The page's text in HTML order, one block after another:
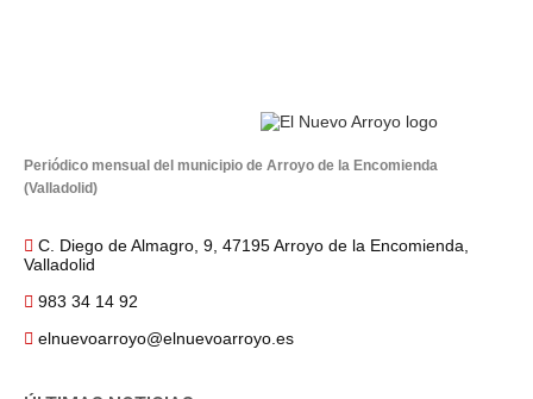
Periódico mensual del municipio de Arroyo de la Encomienda
(Valladolid)
C. Diego de Almagro, 9, 47195 Arroyo de la Encomienda,
Valladolid
983 34 14 92
elnuevoarroyo@elnuevoarroyo.es